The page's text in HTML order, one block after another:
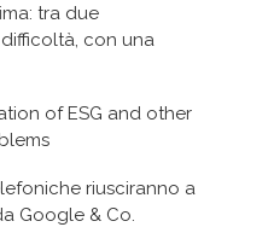
tra due
con una
of ESG and other
riusciranno a
Google & Co.